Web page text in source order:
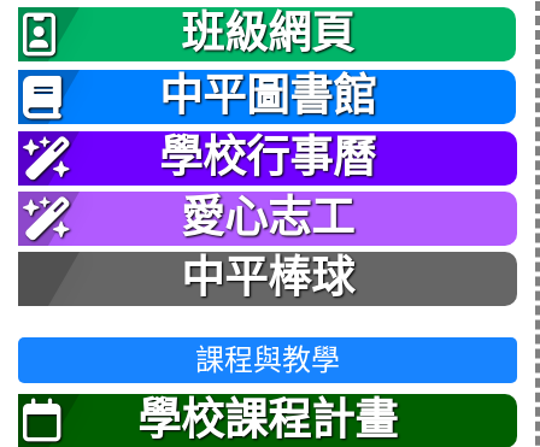
班級網頁
中平圖書館
學校行事曆
愛心志工
中平棒球
課程與教學
學校課程計畫